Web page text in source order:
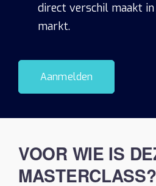
direct verschil maakt
markt.
Aanmelden
VOOR WIE IS
MASTERCLASS?